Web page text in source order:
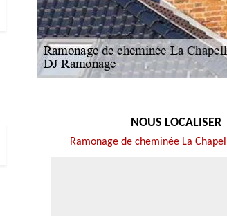
NOUS LOCALISER
Ramonage de cheminée La